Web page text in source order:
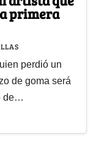
primera
perdió un
de goma será
de…